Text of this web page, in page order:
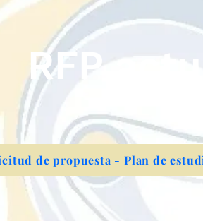
RFP
de propuesta - Plan de